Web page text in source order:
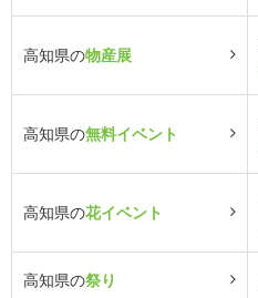
高知県の物産展
高知県の無料イベント
高知県の花イベント
高知県の祭り